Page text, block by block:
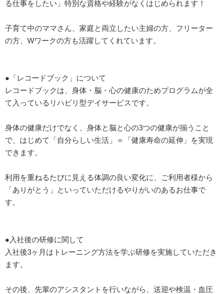
る仕事をしたい」特別な資格や経験がなくはじめられます！
子育て中のママさん、家庭と両立したい主婦の方、フリーター
の方、Wワークの方も活躍してくれています。
●「レコードブック」について
レコードブックは、身体・脳・心の健康のためプログラムが全
て入っているリハビリ型デイサービスです。
身体の健康だけでなく、身体と脳と心の3つの健康が揃うこと
で、はじめて「自分らしい生活」＝「健康寿命の延伸」を実現
できます。
利用を重ねるたびに見える体調の良い変化に、ご利用者様から
「ありがとう」といっていただけるやりがいのあるお仕事で
す。
●入社後の研修に関して
入社後3ヶ月はトレーニング方法を学ぶ研修を実施していただき
ます。
その後、先輩のアシスタントを行いながら、送迎や検温・血圧